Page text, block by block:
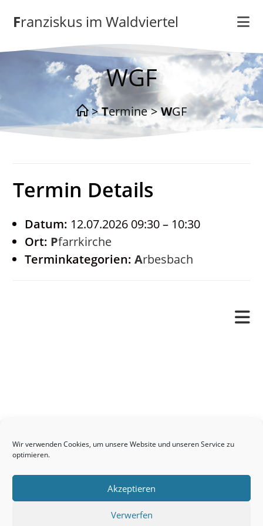
Wir verwenden Cookies, um unsere Website und unseren Service zu
optimieren.
Akzeptieren
Verwerfen
Inhalt
springenFranziskus im Waldviertel
WGF
> Termine > WGF
Termin Details
Datum: 12.07.2026 09:30– 10:30
Ort:
Pfarrkirche
Terminkategorien:
Arbesbach
Kontakt
Links
Neuigkeiten
Seelsorge / Sakramente